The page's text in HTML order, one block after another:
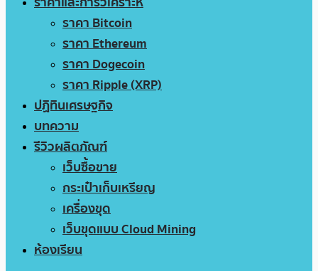
ราคา Bitcoin
ราคา Ethereum
ราคา Dogecoin
ราคา Ripple (XRP)
ปฏิทินเศรษฐกิจ
บทความ
รีวิวผลิตภัณฑ์
เว็บซื้อขาย
กระเป๋าเก็บเหรียญ
เครื่องขุด
เว็บขุดแบบ Cloud Mining
ห้องเรียน